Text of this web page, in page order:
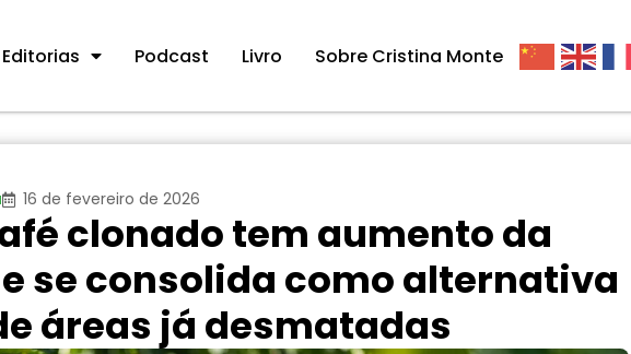
Editorias Podcast Livro Sobre Cristina Monte
16 de fevereiro de 2026
clonado tem aumento da
se consolida como alternativa
áreas já desmatadas